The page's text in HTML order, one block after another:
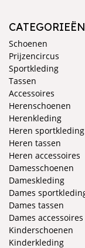
CATEGORIEËN
Schoenen
Prijzencircus
Sportkleding
Tassen
Accessoires
Herenschoenen
Herenkleding
Heren sportkleding
Heren tassen
Heren accessoires
Damesschoenen
Dameskleding
Dames
Dames tassen
Dames accessoires
Kinderschoenen
Kinderkleding